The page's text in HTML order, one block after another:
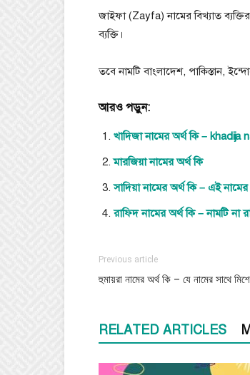
জাইফা (Zayfa) নামের বিখ্যাত
ব্যক্তি।
তবে নামটি বাংলাদেশ, পাকিস্তান,
আরও পড়ুন:
খাদিজা নামের অর্থ কি –
মারজিয়া নামের অর্থ কি
সাদিয়া নামের অর্থ কি – এই
রাফিদ নামের অর্থ কি – নামটি না
Previous article
হুমায়রা নামের অর্থ কি – যে নামের সাথে
RELATED ARTICLES